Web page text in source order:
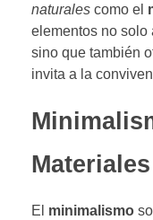
naturales como el
elementos no solo
sino que también
invita a la
El minimalismo